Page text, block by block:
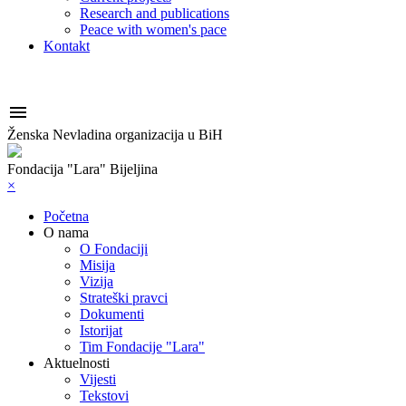
Research and publications
Peace with women's pace
Kontakt

Ženska Nevladina organizacija u BiH
Fondacija "Lara" Bijeljina
×
Početna
O nama
O Fondaciji
Misija
Vizija
Strateški pravci
Dokumenti
Istorijat
Tim Fondacije "Lara"
Aktuelnosti
Vijesti
Tekstovi